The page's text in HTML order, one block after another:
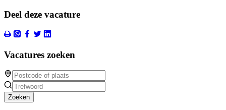
Deel deze vacature
Vacatures zoeken
Zoeken